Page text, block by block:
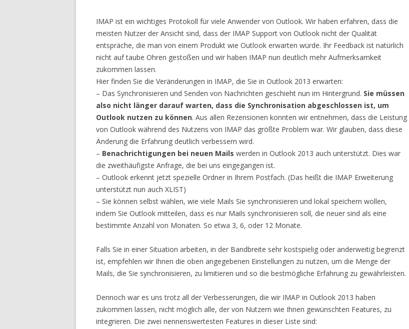
IMAP ist ein wichtiges Protokoll für viele Anwender von Outlook. Wir haben erfahren, dass die
meisten Nutzer der Ansicht sind, dass der IMAP Support von Outlook nicht der Qualität
entspräche, die man von einem Produkt wie Outlook erwarten würde. Ihr Feedback ist natürlich
nicht auf taube Ohren gestoßen und wir haben IMAP nun deutlich mehr Aufmerksamkeit
zukommen lassen.
Hier finden Sie die Veränderungen in IMAP, die Sie in Outlook 2013 erwarten:
– Das Synchronisieren und Senden von Nachrichten geschieht nun im Hintergrund. Sie müssen
also nicht länger darauf warten, dass die Synchronisation abgeschlossen ist, um
Outlook nutzen zu können. Aus allen Rezensionen konnten wir entnehmen, dass die Leistung
von Outlook während des Nutzens von IMAP das größte Problem war. Wir glauben, dass diese
Änderung die Erfahrung deutlich verbessern wird.
– Benachrichtigungen bei neuen Mails werden in Outlook 2013 auch unterstützt. Dies war
die zweithäufigste Anfrage, die bei uns eingegangen ist.
– Outlook erkennt jetzt spezielle Ordner in Ihrem Postfach. (Das heißt die IMAP Erweiterung
unterstützt nun auch XLIST)
– Sie können selbst wählen, wie viele Mails Sie synchronisieren und lokal speichern wollen,
indem Sie Outlook mitteilen, dass es nur Mails synchronisieren soll, die neuer sind als eine
bestimmte Anzahl von Monaten. So etwa 3, 6, oder 12 Monate.
Falls Sie in einer Situation arbeiten, in der Bandbreite sehr kostspielig oder anderweitig begrenzt
ist, empfehlen wir Ihnen die oben angegebenen Einstellungen zu nutzen, um die Menge der
Mails, die Sie synchronisieren, zu limitieren und so die bestmögliche Erfahrung zu gewährleisten.
Dennoch war es uns trotz all der Verbesserungen, die wir IMAP in Outlook 2013 haben
zukommen lassen, nicht möglich alle, der von Nutzern wie Ihnen gewünschten Features, zu
integrieren. Die zwei nennenswertesten Features in dieser Liste sind: